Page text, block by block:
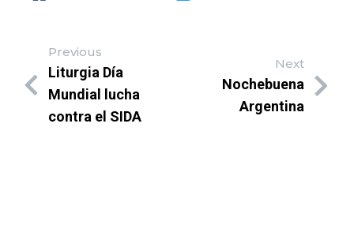
Previous
Liturgia Día
Mundial lucha
contra el SIDA
Next
Nochebuena
Argentina